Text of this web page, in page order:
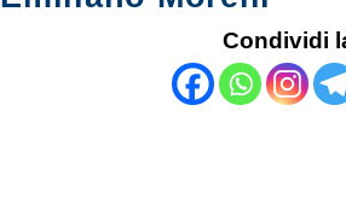
Condividi